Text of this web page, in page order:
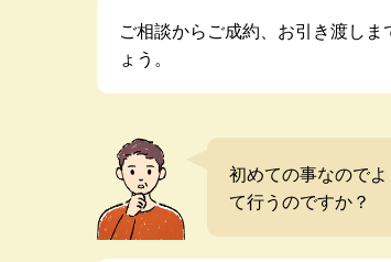
ご相談からご成約、お引き渡し
ょう。
初めての事なので
て行うのですか？